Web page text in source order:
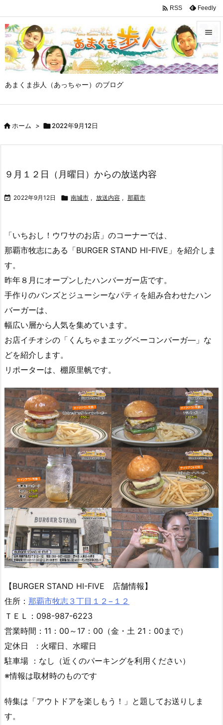
あまくま歩人（あっちゃー）のブログ


メニュ

 RSS Feedly
ホーム > 2022年9月12日
９月１２日（月曜日）からの放送内容
 2022年9月12日  南城市 , 放送内容 , 那覇市
「いちおし！ウワサのお店」のコーナーでは、
那覇市牧志にある「BURGER STAND HI-FIVE」を紹介しま
す。
昨年８月にオープンしたハンバーガー店です。
手作りのバンズとジューシーなパティを組み合わせたハン
バーガーは、
幅広い層から人気を集めています。
お店イチオシの「くんちゃまエッグベーコンバーガ―」な
どを紹介します。
リポーターは、棚原里帆です。
【BURGER STAND HI-FIVE 店舗情報】
住所： 那覇市牧志３丁目１２−１２
ＴＥＬ：098-987-6223
営業時間：11：00～17：00（金・土 21：00まで）
定休日 : 火曜日、水曜日
駐車場 ：なし（近くのパーキングを利用ください）
※情報は取材時のものです
特集は「アウトドアを楽しもう！」と題してお送りしま
す。